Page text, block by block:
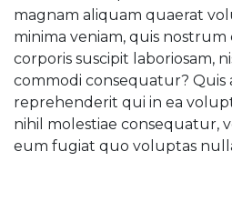
magnam aliquam quaerat
minima veniam, quis
corporis suscipit laboriosam,
commodi consequatur?
reprehenderit qui in ea
nihil molestiae consequatur,
eum fugiat quo voluptas